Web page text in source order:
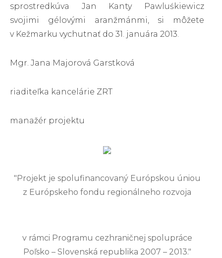
sprostredkúva Jan Kanty Pawluśkiewicz
svojimi gélovými aranžmánmi, si môžete
v Kežmarku vychutnať do 31. januára 2013.
Mgr. Jana Majorová Garstková
riaditeľka kancelárie ZRT
manažér projektu
"Projekt je spolufinancovaný Európskou úniou
z Európskeho fondu regionálneho rozvoja
v rámci Programu cezhraničnej spolupráce
Poľsko – Slovenská republika 2007 – 2013."